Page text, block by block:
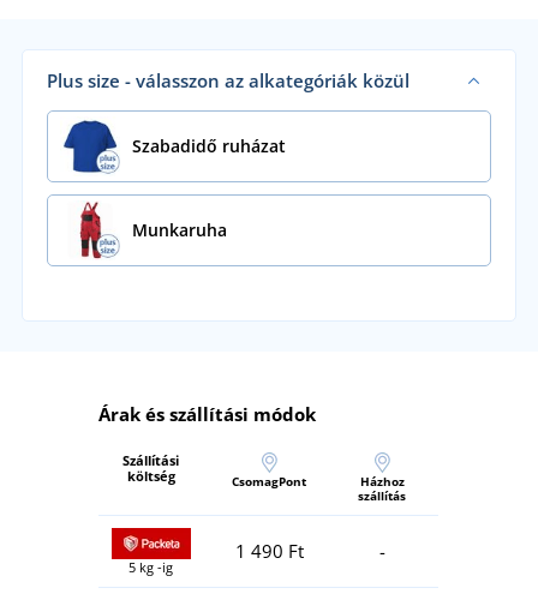
Plus size - válasszon az alkategóriák közül
Szabadidő ruházat
Munkaruha
Árak és szállítási módok
Szállítási
költség
CsomagPont
Házhoz
szállítás
5 kg -ig
1 490 Ft -